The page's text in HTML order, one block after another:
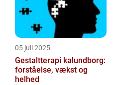
05 juli 2025
Gestaltterapi kalundborg:
forståelse, vækst og
helhed